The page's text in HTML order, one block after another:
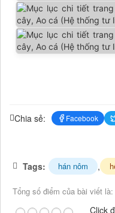
Chia sẻ: Facebook
Tags: hán nôm ,
Tổng số điểm của bài viết
Click